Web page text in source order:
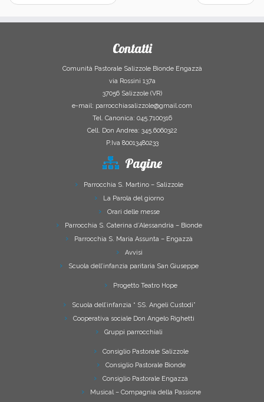
Contatti
Comunità Pastorale Salizzole Bionde Engazzà
via Rossini 137a
37056 Salizzole (VR)
e-mail: parrocchiasalizzole@gmail.com
Tel. Canonica: 045.7100316
Cell. Don Andrea: 345.6060322
P.Iva 80013480233
Pagine
Parrocchia S. Martino – Salizzole
La Parola del giorno
Orari delle messe
Parrocchia S. Caterina d’Alessandria – Bionde
Parrocchia S. Maria Assunta – Engazzà
Avvisi
Scuola dell’infanzia paritaria San Giuseppe
Progetto Teatro Hope
Scuola dell’infanzia “ SS. Angeli Custodi”
Cooperativa sociale Don Angelo Righetti
Gruppi parrocchiali
Consiglio Pastorale Salizzole
Consiglio Pastorale Bionde
Consiglio Pastorale Engazzà
Musical – Compagnia della Passione